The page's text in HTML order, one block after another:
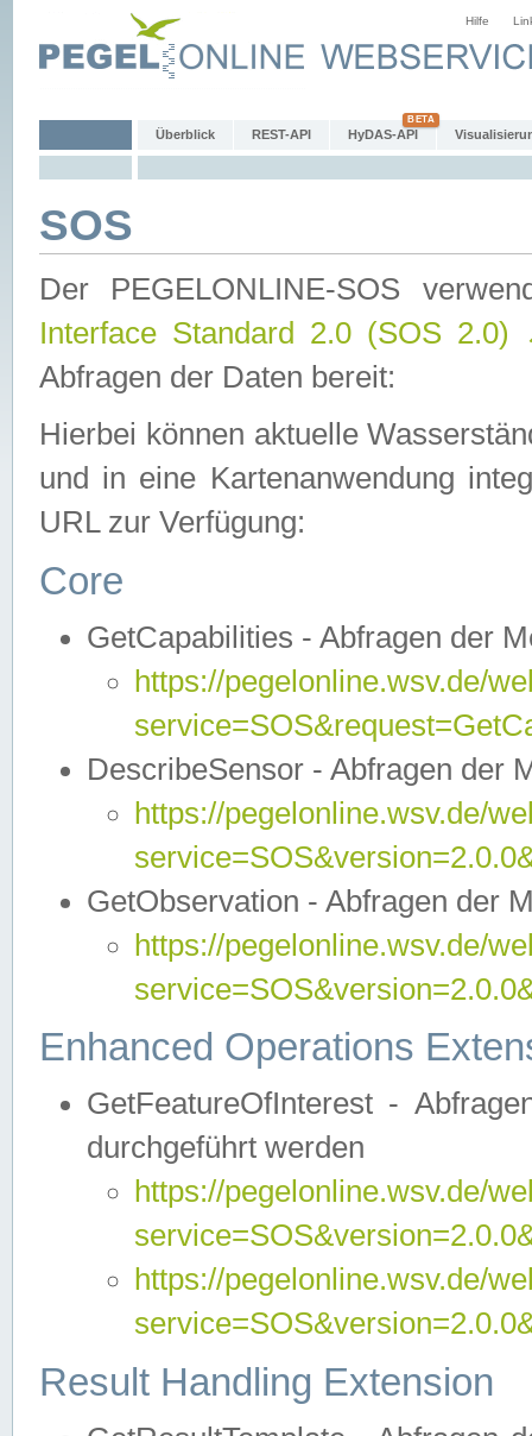
Hilfe
Überblick REST-API HyDAS-API
SOS
Der PEGELONLINE-SOS
Interface Standard 2.0 (SOS 2.0)
Abfragen der Daten bereit:
Hierbei können aktuelle
und in eine Kartenanwendung
URL zur Verfügung:
Core
GetCapabilities - Abfragen der
https://pegelonline.wsv.de/
DescribeSensor - Abfragen der
https://pegelonline.wsv.de/
GetObservation - Abfragen der
https://pegelonline.wsv.de/
Enhanced Operations
GetFeatureOfInterest -
durchgeführt werden
https://pegelonline.wsv.de/
https://pegelonline.wsv.de/
Result Handling Extension